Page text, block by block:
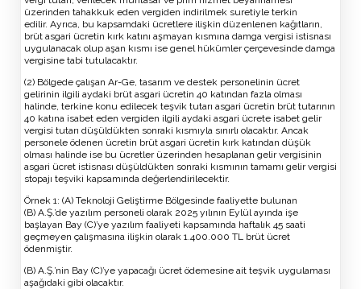
üzerinden tahakkuk eden vergiden indirilmek suretiyle terkin
edilir. Ayrıca, bu kapsamdaki ücretlere ilişkin düzenlenen kağıtların,
brüt asgari ücretin kırk katını aşmayan kısmına damga vergisi istisnası
uygulanacak olup aşan kısmı ise genel hükümler çerçevesinde damga
vergisine tabi tutulacaktır.
(2) Bölgede çalışan Ar-Ge, tasarım ve destek personelinin ücret
gelirinin ilgili aydaki brüt asgari ücretin 40 katından fazla olması
halinde, terkine konu edilecek teşvik tutarı asgari ücretin brüt tutarının
40 katına isabet eden vergiden ilgili aydaki asgari ücrete isabet gelir
vergisi tutarı düşüldükten sonraki kısmıyla sınırlı olacaktır. Ancak
personele ödenen ücretin brüt asgari ücretin kırk katından düşük
olması halinde ise bu ücretler üzerinden hesaplanan gelir vergisinin
asgari ücret istisnası düşüldükten sonraki kısmının tamamı gelir vergisi
stopajı teşviki kapsamında değerlendirilecektir.
Örnek 1: (A) Teknoloji Geliştirme Bölgesinde faaliyette bulunan
(B) A.Ş.’de yazılım personeli olarak 2025 yılının Eylül ayında işe
başlayan Bay (C)’ye yazılım faaliyeti kapsamında haftalık 45 saati
geçmeyen çalışmasına ilişkin olarak 1.400.000 TL brüt ücret
ödenmiştir.
(B) A.Ş.’nin Bay (C)’ye yapacağı ücret ödemesine ait teşvik uygulaması
aşağıdaki gibi olacaktır.